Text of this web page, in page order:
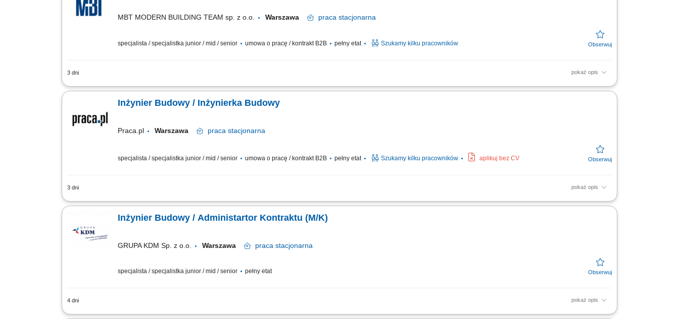
MBT MODERN BUILDING TEAM sp. z o.o. Warszawa praca stacjonarna
specjalista / specjalistka junior / mid / senior umowa o pracę / kontrakt B2B pełny etat Szukamy kilku pracowników
3 dni pokaż opis
Twój zakres obowiązków: analiza dokumentacji projektowej, realizacja zadań powierzonych przez Kierownika Budowy, koordynacja prac Podwykonawców i Dostawców
Inżynier Budowy / Inżynierka Budowy
Praca.pl Warszawa praca stacjonarna
specjalista / specjalistka junior / mid / senior umowa o pracę / kontrakt B2B pełny etat Szukamy kilku pracowników aplikuj bez CV
3 dni pokaż opis
Zakres obowiązków: Analiza dokumentacji projektowej; Realizacja zadań powierzonych przez Kierownika Budowy; Koordynacja prac podwykonawców i dostawców;
Inżynier Budowy / Administartor Kontraktu (M/K)
GRUPA KDM Sp. z o.o. Warszawa praca stacjonarna
specjalista / specjalistka junior / mid / senior pełny etat
4 dni pokaż opis
Zakres obowiązków: przygotowanie planu realizacji kontraktu we współpracy z Klientem, realizacja zatwierdzonego planu realizacji kontraktu, prowadzenie bieżącej